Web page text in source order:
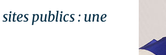
publics : une